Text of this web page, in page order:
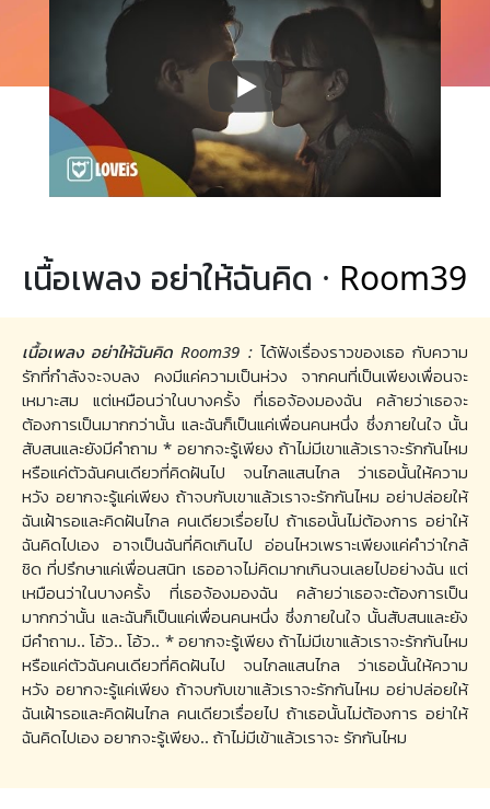
เนื้อเพลง อย่าให้ฉันคิด · Room39
เนื้อเพลง อย่าให้ฉันคิด Room39 : ได้ฟังเรื่องราวของเธอ กับความ
รักที่กำลังจะจบลง คงมีแค่ความเป็นห่วง จากคนที่เป็นเพียงเพื่อนจะ
เหมาะสม แต่เหมือนว่าในบางครั้ง ที่เธอจ้องมองฉัน คล้ายว่าเธอจะ
ต้องการเป็นมากกว่านั้น และฉันก็เป็นแค่เพื่อนคนหนึ่ง ซึ่งภายในใจ นั้น
สับสนและยังมีคำถาม * อยากจะรู้เพียง ถ้าไม่มีเขาแล้วเราจะรักกันไหม
หรือแค่ตัวฉันคนเดียวที่คิดฝันไป จนไกลแสนไกล ว่าเธอนั้นให้ความ
หวัง อยากจะรู้แค่เพียง ถ้าจบกับเขาแล้วเราจะรักกันไหม อย่าปล่อยให้
ฉันเฝ้ารอและคิดฝันไกล คนเดียวเรื่อยไป ถ้าเธอนั้นไม่ต้องการ อย่าให้
ฉันคิดไปเอง อาจเป็นฉันที่คิดเกินไป อ่อนไหวเพราะเพียงแค่คำว่าใกล้
ชิด ที่ปรึกษาแค่เพื่อนสนิท เธออาจไม่คิดมากเกินจนเลยไปอย่างฉัน แต่
เหมือนว่าในบางครั้ง ที่เธอจ้องมองฉัน คล้ายว่าเธอจะต้องการเป็น
มากกว่านั้น และฉันก็เป็นแค่เพื่อนคนหนึ่ง ซึ่งภายในใจ นั้นสับสนและยัง
มีคำถาม.. โอ้ว.. โอ้ว.. * อยากจะรู้เพียง ถ้าไม่มีเขาแล้วเราจะรักกันไหม
หรือแค่ตัวฉันคนเดียวที่คิดฝันไป จนไกลแสนไกล ว่าเธอนั้นให้ความ
หวัง อยากจะรู้แค่เพียง ถ้าจบกับเขาแล้วเราจะรักกันไหม อย่าปล่อยให้
ฉันเฝ้ารอและคิดฝันไกล คนเดียวเรื่อยไป ถ้าเธอนั้นไม่ต้องการ อย่าให้
ฉันคิดไปเอง อยากจะรู้เพียง.. ถ้าไม่มีเข้าแล้วเราจะ รักกันไหม